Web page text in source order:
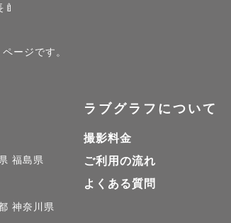
けしながら、和やかに撮影
情やしぐさを引き出しま
なカットも、どちらも大切
行っております。ご希望
ージです。
福島県
神奈川県
ラブグラフについて
撮影料金
ご利用の流れ
よくある質問